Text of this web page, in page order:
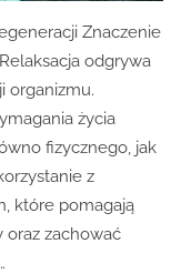
Znaczenie
odgrywa
organizmu.
życia
fizycznego, jak
z
które pomagają
oraz zachować